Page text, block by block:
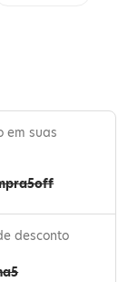
em suas
desconto